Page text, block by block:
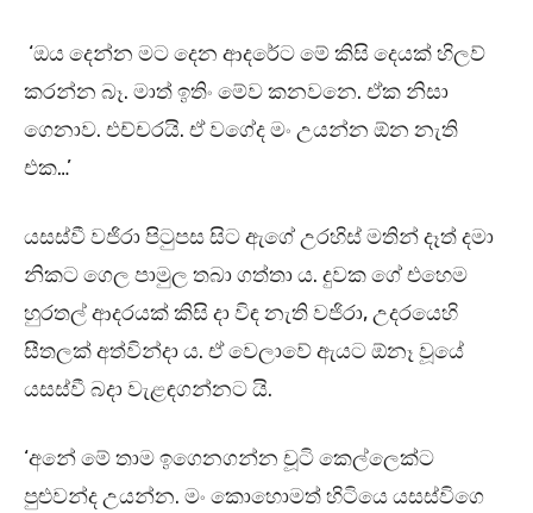
‘ඔය දෙන්න මට දෙන ආදරේට මේ කිසි දෙයක් හිලව්
කරන්න බෑ. මාත් ඉතිං මේව කනවනෙ. ඒක නිසා
ගෙනාව. එච්චරයි. ඒ වගේද මං උයන්න ඕන නැති
එක…’
යසස්වී වජිරා පිටුපස සිට ඇගේ උරහිස් මතින් දෑත් දමා
නිකට ගෙල පාමුල තබා ගත්තා ය. දුවක ගේ එහෙම
හුරතල් ආදරයක් කිසි දා විඳ නැති වජිරා, උදරයෙහි
සීතලක් අත්වින්දා ය. ඒ වෙලාවේ ඇයට ඕනෑ වූයේ
යසස්වී බදා වැළඳගන්නට යි.
‘අනේ මේ තාම ඉගෙනගන්න චූටි කෙල්ලෙක්ට
පුළුවන්ද උයන්න. මං කොහොමත් හිටියෙ යසස්විගෙ